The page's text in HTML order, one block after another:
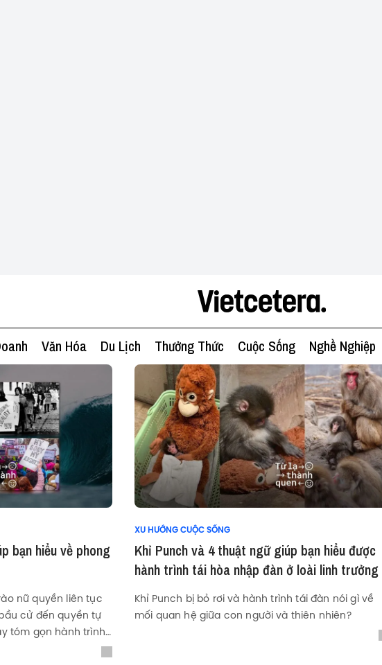
Văn Hóa Du Lịch Thưởng Thức Cuộc Sống Nghề Nghiệp
bạn hiểu về phong
nữ quyền liên tục
cử đến quyền tự
tóm gọn hành trình
XU HƯỚNG CUỘC SỐNG
Khỉ Punch và 4 thuật ngữ giúp bạn hiểu được
hành trình tái hòa nhập đàn ở loài linh trưởng
Khỉ Punch bị bỏ rơi và hành trình tái đàn nói gì về
mối quan hệ giữa con người và thiên nhiên?